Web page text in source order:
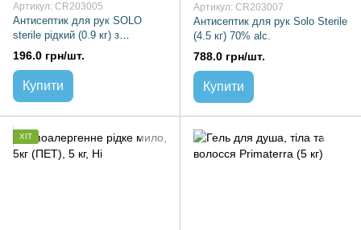
Артикул: CR203005
Антисептик для рук SOLO
sterile рідкий (0.9 кг) з
дозатором 70% alc.
196.0 грн/шт.
Купити
Артикул: CR203007
Антисептик для рук Solo Sterile
(4.5 кг) 70% alc.
788.0 грн/шт.
Купити
ХІТ